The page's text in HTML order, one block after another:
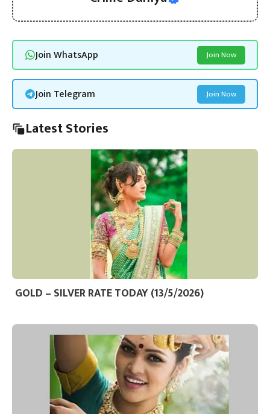
Join WhatsApp Join Now
Join Telegram Join Now
Latest Stories
GOLD – SILVER RATE TODAY (13/5/2026)